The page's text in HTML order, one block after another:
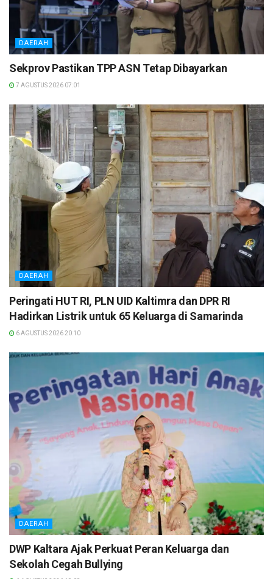
DAERAH
Sekprov Pastikan TPP ASN Tetap Dibayarkan
7 AGUSTUS 2026 07:01
DAERAH
Peringati HUT RI, PLN UID Kaltimra dan DPR RI
Hadirkan Listrik untuk 65 Keluarga di Samarinda
6 AGUSTUS 2026 20:10
DAERAH
DWP Kaltara Ajak Perkuat Peran Keluarga dan
Sekolah Cegah Bullying